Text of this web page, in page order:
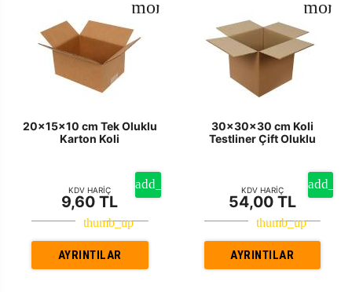
20x15x10 cm Tek Oluklu
Karton Koli
KDV HARİÇ
9,60 TL
AYRINTILAR
30x30x30 cm Koli
Testliner Çift Oluklu
KDV HARİÇ
54,00 TL
AYRINTILAR